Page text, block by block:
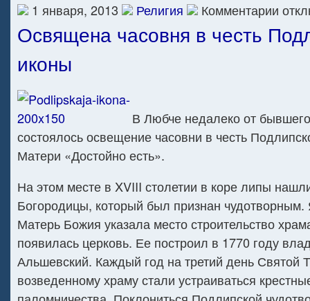
1 января, 2013
Религия Комментарии записи
часовня
Освящена часовня в честь
иконы
В Любче недалеко от
состоялось освещение часовни в честь
Матери «Достойно есть».
На этом месте в XVIII столетии в коре липы
Богородицы, который был признан
Матерь Божия указала место строительство
появилась церковь. Ее построил в 1770 году
Альшевский. Каждый год на третий день Святой
возведенному храму стали устраиваться